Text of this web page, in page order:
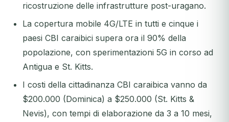
ricostruzione delle infrastrutture post-uragano.
La copertura mobile 4G/LTE in tutti e cinque i
paesi CBI caraibici supera ora il 90% della
popolazione, con sperimentazioni 5G in corso ad
Antigua e St. Kitts.
I costi della cittadinanza CBI caraibica vanno da
$200.000 (Dominica) a $250.000 (St. Kitts &
Nevis), con tempi di elaborazione da 3 a 10 mesi,